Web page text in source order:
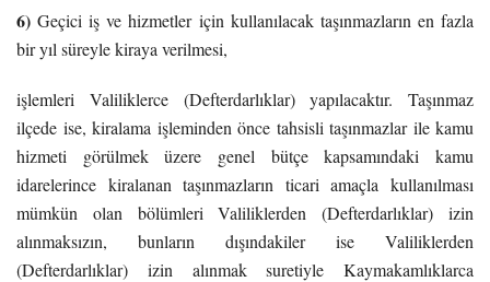
6) Geçici iş ve hizmetler için kullanılacak taşınmazların en fazla
bir yıl süreyle kiraya verilmesi,
işlemleri Valiliklerce (Defterdarlıklar) yapılacaktır. Taşınmaz
ilçede ise, kiralama işleminden önce tahsisli taşınmazlar ile kamu
hizmeti görülmek üzere genel bütçe kapsamındaki kamu
idarelerince kiralanan taşınmazların ticari amaçla kullanılması
mümkün olan bölümleri Valiliklerden (Defterdarlıklar) izin
alınmaksızın, bunların dışındakiler ise Valiliklerden
(Defterdarlıklar) izin alınmak suretiyle Kaymakamlıklarca